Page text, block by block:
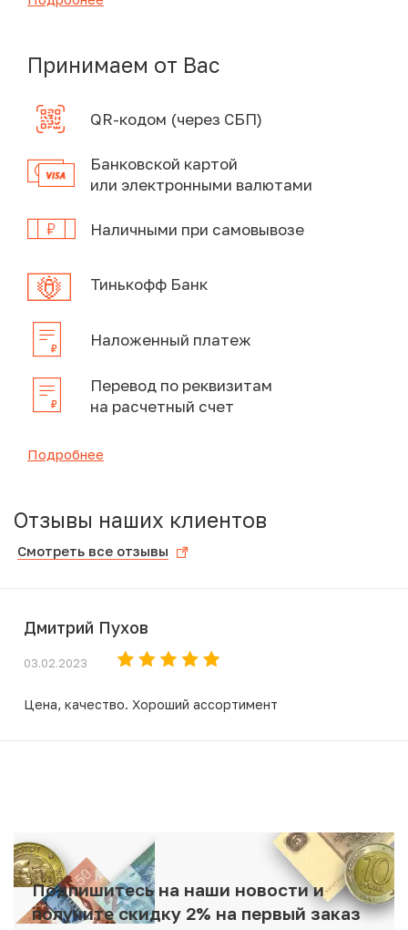
Принимаем от Вас
QR-кодом (через СБП)
Банковской картой
или электронными валютами
Наличными при самовывозе
Тинькофф Банк
Наложенный платеж
Перевод по реквизитам
на расчетный счет
Подробнее
Отзывы наших клиентов
Смотреть все отзывы
Дмитрий Пухов
03.02.2023
Цена, качество. Хороший ассортимент
Подпишитесь на наши новости и
получите скидку 2% на первый заказ